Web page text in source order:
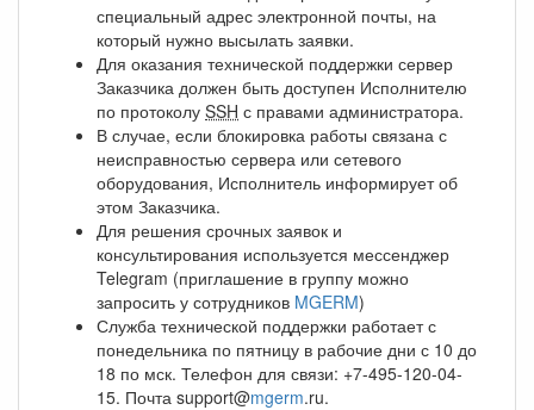
специальный адрес электронной почты, на
который нужно высылать заявки.
Для оказания технической поддержки сервер
Заказчика должен быть доступен Исполнителю
по протоколу SSH с правами администратора.
В случае, если блокировка работы связана с
неисправностью сервера или сетевого
оборудования, Исполнитель информирует об
этом Заказчика.
Для решения срочных заявок и
консультирования используется мессенджер
Telegram (приглашение в группу можно
запросить у сотрудников MGERM)
Служба технической поддержки работает с
понедельника по пятницу в рабочие дни с 10 до
18 по мск. Телефон для связи: +7-495-120-04-
15. Почта support@mgerm.ru.